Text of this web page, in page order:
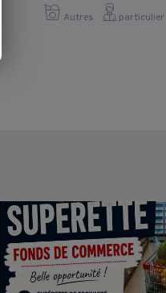
Autres particulier